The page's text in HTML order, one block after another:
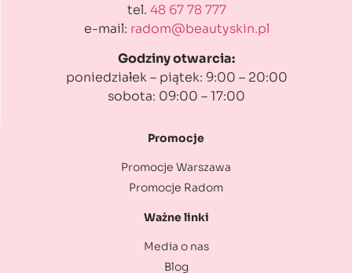
tel. 48 67 78 777
e-mail: radom@beautyskin.pl
Godziny otwarcia:
poniedziałek – piątek: 9:00 – 20:00
sobota: 09:00 – 17:00
Promocje
Promocje Warszawa
Promocje Radom
Ważne linki
Media o nas
Blog